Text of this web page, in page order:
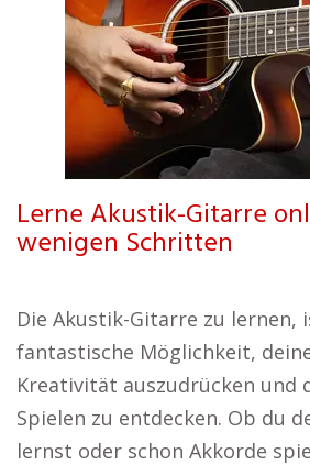
Lerne Akustik-Gitarre
wenigen Schritten
Die Akustik-Gitarre zu lernen,
fantastische Möglichkeit,
Kreativität auszudrücken und
Spielen zu entdecken. Ob du
lernst oder schon Akkorde